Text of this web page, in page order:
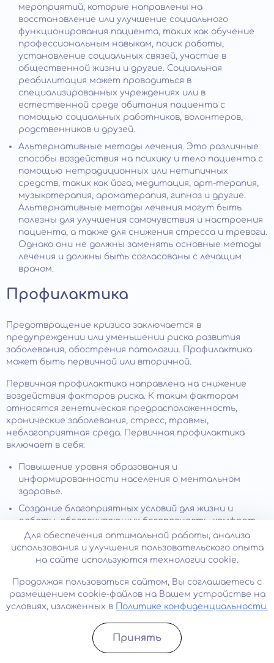
мероприятий, которые направлены на
восстановление или улучшение социального
функционирования пациента, таких как обучение
профессиональным навыкам, поиск работы,
установление социальных связей, участие в
общественной жизни и другие. Социальная
реабилитация может проводиться в
специализированных учреждениях или в
естественной среде обитания пациента с
помощью социальных работников, волонтеров,
родственников и друзей.
Альтернативные методы лечения. Это различные
способы воздействия на психику и тело пациента с
помощью нетрадиционных или нетипичных
средств, таких как йога, медитация, арт-терапия,
музыкотерапия, ароматерапия, гипноз и другие.
Альтернативные методы лечения могут быть
полезны для улучшения самочувствия и настроения
пациента, а также для снижения стресса и тревоги.
Однако они не должны заменять основные методы
лечения и должны быть согласованы с лечащим
врачом.
Профилактика
Предотвращение кризиса заключается в
предупреждении или уменьшении риска развития
заболевания, обострения патологии. Профилактика
может быть первичной или вторичной.
Первичная профилактика направлена на снижение
воздействия факторов риска. К таким факторам
относятся генетическая предрасположенность,
хронические заболевания, стресс, травмы,
неблагоприятная среда. Первичная профилактика
включает в себя:
Повышение уровня образования и
информированности населения о ментальном
здоровье.
Создание благоприятных условий для жизни и
работы, обеспечивающих безопасность, комфорт,
социальную поддержку и удовлетворение
потребностей человека.
Формирование здорового образа жизни,
сбалансированное питание, отказ от вредных
привычек, достаточный сон и отдых.
стрессов
– самоуважения,
самоконтроля, оптимизма, гибкости, творчества.
Записатьcя
Для обеспечения оптимальной работы, анализа
использования и улучшения пользовательского опыта
на сайте используются технологии cookie.
Продолжая пользоваться сайтом, Вы соглашаетесь с
размещением cookie-файлов на Вашем устройстве на
условиях, изложенных в
Политике конфиденциальности.
Принять